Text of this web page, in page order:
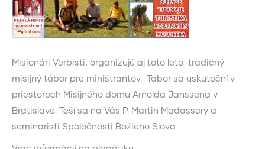
Misionári Verbisti, organizujú aj toto leto tradičný
misijný tábor pre miništrantov. Tábor sa uskutoční v
priestoroch Misijného domu Arnolda Janssena v
Bratislave. Teší sa na Vás P. Martin Madassery a
seminaristi Spoločnosti Božieho Slova.